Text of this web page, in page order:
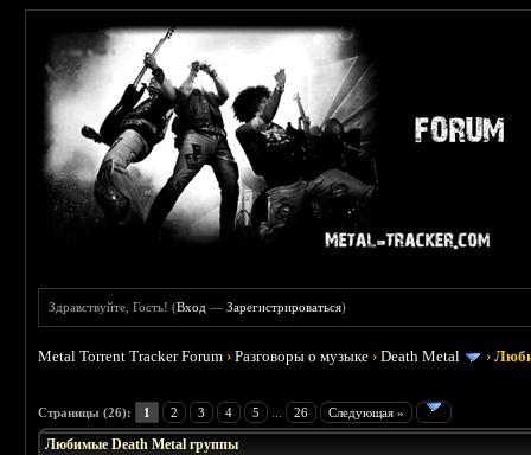
Здравствуйте, Гость! (Вход —Зарегистрироваться)
Metal Torrent Tracker Forum ›Разговоры о музыке ›Death Metal ›
Страницы (26): 1 2 3 4 5 26 Следующая »
Любимые Death Metal группы